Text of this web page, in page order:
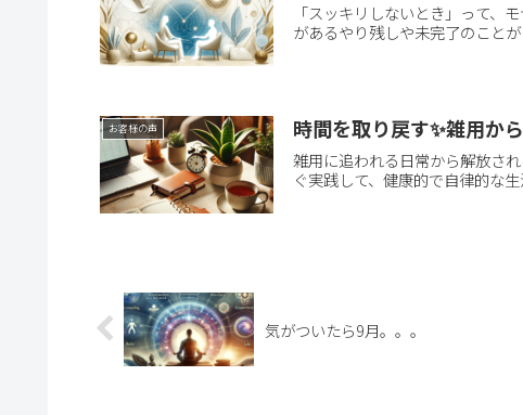
「スッキリしないとき」って、
があるやり残しや未完了のこと
お客様の声 時間を取り戻す✨雑用か
雑用に追われる日常から解放さ
ぐ実践して、健康的で自律的な
気がついたら9月。。。